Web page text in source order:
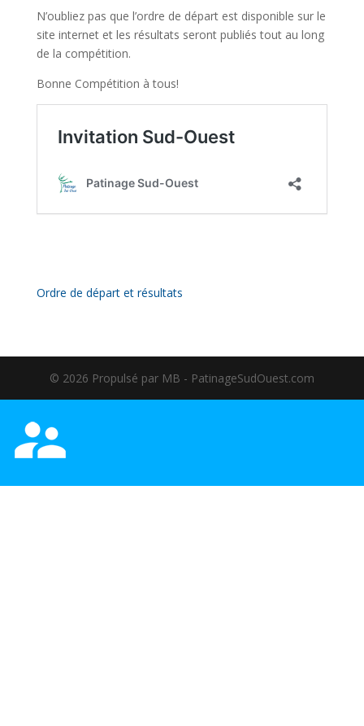
N’oubliez pas que l’ordre de départ est disponible sur le
site internet et les résultats seront publiés tout au long
de la compétition.
Bonne Compétition à tous!
Ordre de départ et résultats
©️ 2026 Propulsé par MB - PatinageSudOuest.com